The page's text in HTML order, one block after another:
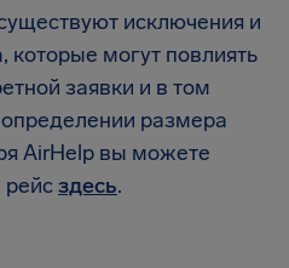
исключения и
которые могут повлиять
заявки и в том
размера
AirHelp вы можете
рейсздесь.